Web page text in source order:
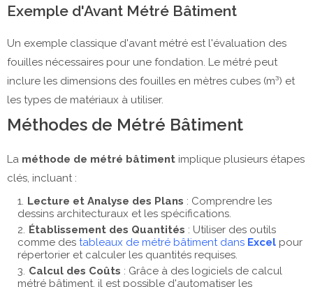
Exemple d'Avant Métré Bâtiment
Un exemple classique d'avant métré est l'évaluation des
fouilles nécessaires pour une fondation. Le métré peut
inclure les dimensions des fouilles en mètres cubes (m³) et
les types de matériaux à utiliser.
Méthodes de Métré Bâtiment
La méthode de métré bâtiment implique plusieurs étapes
clés, incluant :
Lecture et Analyse des Plans : Comprendre les
dessins architecturaux et les spécifications.
Établissement des Quantités : Utiliser des outils
comme des tableaux de métré bâtiment dans Excel pour
répertorier et calculer les quantités requises.
Calcul des Coûts : Grâce à des logiciels de calcul
métré bâtiment, il est possible d'automatiser les